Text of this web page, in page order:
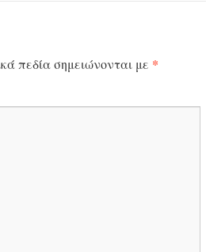
πεδία σημειώνονται με *